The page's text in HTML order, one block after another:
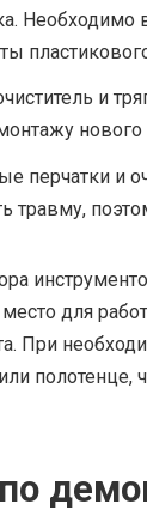
Необходимо
и
нового
перчатки и
травму,
для
При